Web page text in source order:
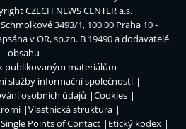
CZECH NEWS CENTER a.s.
3493/1, 100 00 Praha 10 -
v OR, sp.zn. B 19490 a dodavatelé
obsahu
publikovaným materiálům
služby informační společnosti
osobních údajů
Cookies
Vlastnická struktura
Points of Contact
Etický kodex